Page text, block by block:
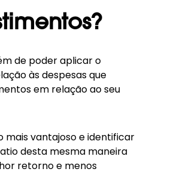
de poder aplicar o
às despesas que
em relação ao seu
mais vantajoso e identificar
desta mesma maneira
retorno e menos